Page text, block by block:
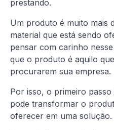
prestando.
Um produto é muito mais
material que está sendo
pensar com carinho
que o produto é aquilo
procurarem sua empresa.
Por isso, o primeiro
pode transformar o
oferecer em uma solução.